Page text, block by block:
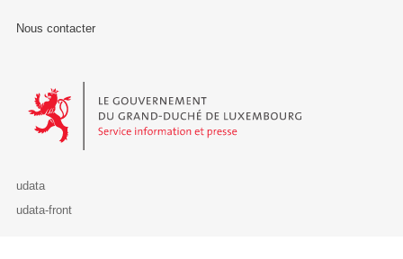
Nous contacter
Le Gouvernement du Grand-Duché de Luxembourg - Service
udata
udata-front